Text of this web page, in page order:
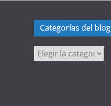
Categorías del blog
Categorías
del